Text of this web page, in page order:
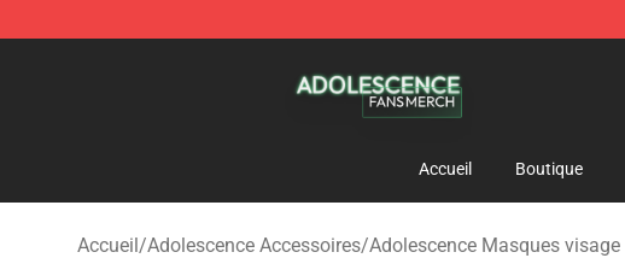
Accueil Boutique
Accueil/Adolescence Accessoires/Adolescence Masques visage